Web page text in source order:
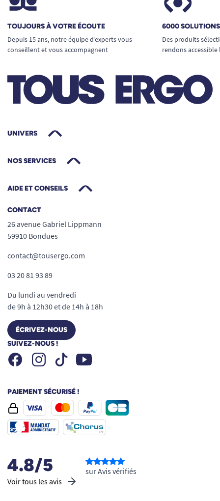
TOUJOURS À VOTRE ÉCOUTE
Depuis 15 ans, notre équipe d’experts vous
conseillent et vous accompagnent
6000
Des produits
rendons
UNIVERS
NOS SERVICES
AIDE ET CONSEILS
CONTACT
26 avenue Gabriel Lippmann
59910 Bondues
contact@tousergo.com
03 20 81 93 89
Du lundi au vendredi
de 9h à 12h30 et de 14h à 18h
ÉCRIVEZ-NOUS
SUIVEZ-NOUS !
FacebookInstagramTiktok Youtube
PAIEMENT SÉCURISÉ !
4.8/5
Voir tous les avis
sur Avis vérifiés